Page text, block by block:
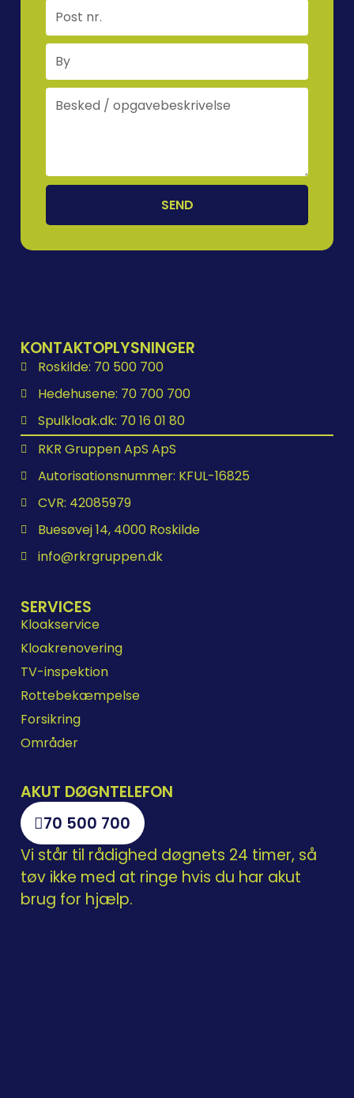
SEND
KONTAKTOPLYSNINGER
Roskilde: 70 500 700
Hedehusene: 70 700 700
Spulkloak.dk: 70 16 01 80
RKR Gruppen ApS ApS
Autorisationsnummer: KFUL-16825
CVR: 42085979
Buesøvej 14, 4000 Roskilde
info@rkrgruppen.dk
SERVICES
Kloakservice
Kloakrenovering
TV-inspektion
Rottebekæmpelse
Forsikring
Områder
AKUT DØGNTELEFON
70 500 700
Vi står til rådighed døgnets 24 timer, så
tøv ikke med at ringe hvis du har akut
brug for hjælp.